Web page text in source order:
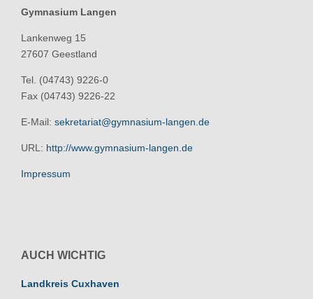
Gymnasium Langen
Lankenweg 15
27607 Geestland
Tel. (04743) 9226-0
Fax (04743) 9226-22
E-Mail: sekretariat@gymnasium-langen.de
URL: http://www.gymnasium-langen.de
Impressum
AUCH WICHTIG
Landkreis Cuxhaven